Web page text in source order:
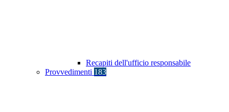
Recapiti dell'ufficio responsabile
Provvedimenti 183